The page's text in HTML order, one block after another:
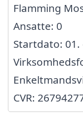
Flamming
Ansatte: 0
Startdato:
CVR: